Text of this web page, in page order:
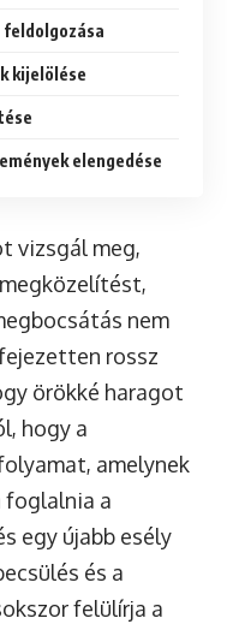
feldolgozása
kijelölése
elengedése
vizsgál meg,
nem
rossz
örökké haragot
hogy a
amelynek
foglalnia a
egy újabb esély
és a
felülírja a